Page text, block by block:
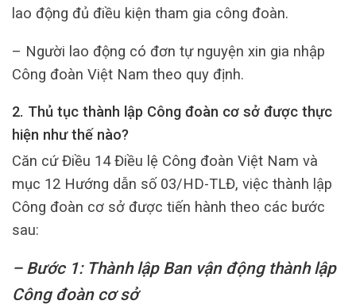
lao động đủ điều kiện tham gia công đoàn.
– Người lao động có đơn tự nguyện xin gia nhập
Công đoàn Việt Nam theo quy định.
2. Thủ tục thành lập Công đoàn cơ sở được thực
hiện như thế nào?
Căn cứ Điều 14 Điều lệ Công đoàn Việt Nam và
mục 12 Hướng dẫn số 03/HD-TLĐ, việc thành lập
Công đoàn cơ sở được tiến hành theo các bước
sau:
– Bước 1: Thành lập Ban vận động thành lập
Công đoàn cơ sở